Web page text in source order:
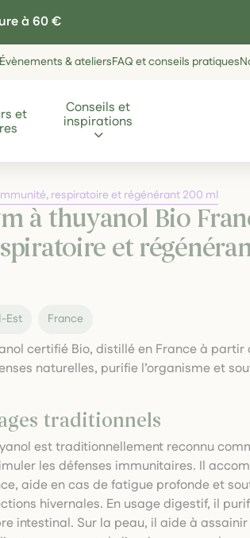
à 60 €
Évènements & ateliersFAQ et conseils pratiques
et Conseils et
inspirations
respiratoire et régénérant 200 ml
à thuyanol Bio
et
Est France
certifié Bio, distillé en France à partir
naturelles, purifie l’organisme et
traditionnels
est traditionnellement reconnu
les défenses immunitaires. Il
aide en cas de fatigue profonde et
hivernales. En usage digestif, il
intestinal. Sur la peau, il aide à